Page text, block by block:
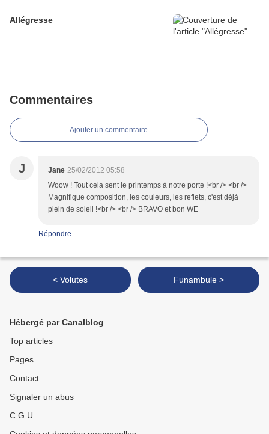
Allégresse
Commentaires
Ajouter un commentaire
J Jane 25/02/2012 05:58
Woow ! Tout cela sent le printemps à notre porte !<br /> <br />
Magnifique composition, les couleurs, les reflets, c'est déjà
plein de soleil !<br /> <br /> BRAVO et bon WE
Répondre
< Volutes Funambule >
Hébergé par Canalblog
Top articles
Pages
Contact
Signaler un abus
C.G.U.